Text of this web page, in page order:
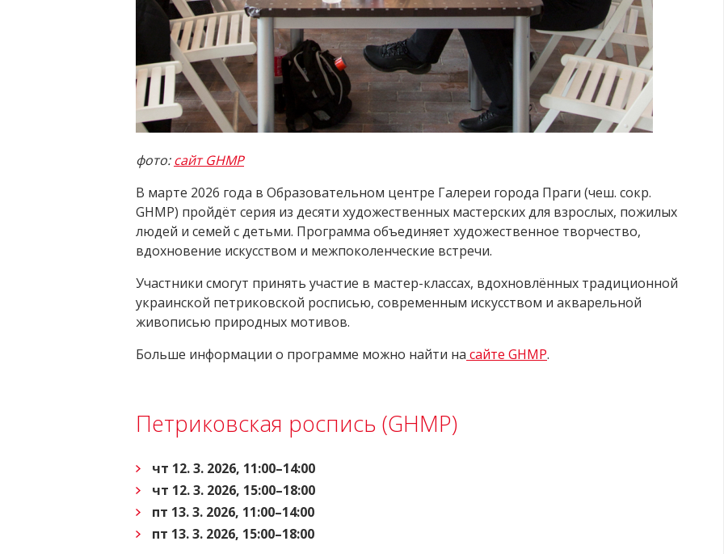
фото:сайт GHMP
В марте 2026 года в Образовательном центре Галереи города Праги (чеш. сокр.
GHMP) пройдёт серия из десяти художественных мастерских для взрослых, пожилых
людей и семей с детьми. Программа объединяет художественное творчество,
вдохновение искусством и межпоколенческие встречи.
Участники смогут принять участие в мастер-классах, вдохновлённых традиционной
украинской петриковской росписью, современным искусством и акварельной
живописью природных мотивов.
Больше информации о программе можно найти на сайте GHMP.
Петриковская роспись (GHMP)
чт 12. 3. 2026, 11:00–14:00
чт 12. 3. 2026, 15:00–18:00
пт 13. 3. 2026, 11:00–14:00
пт 13. 3. 2026, 15:00–18:00